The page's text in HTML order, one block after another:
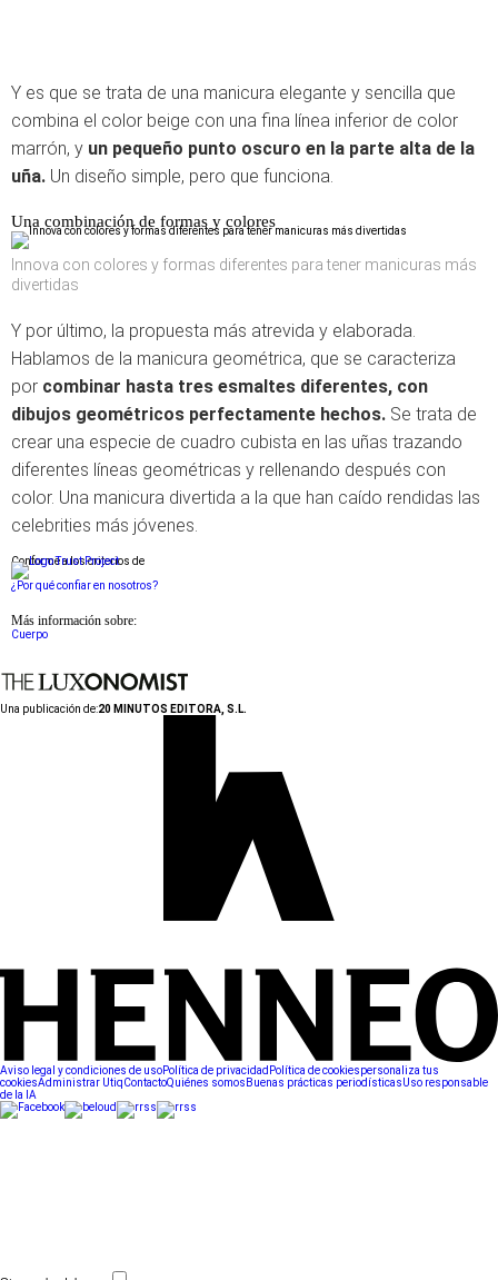
Y es que se trata de una manicura elegante y sencilla que
combina el color beige con una fina línea inferior de color
marrón, y un pequeño punto oscuro en la parte alta de la
uña. Un diseño simple, pero que funciona.
Una combinación de formas y colores
Innova con colores y formas diferentes para tener manicuras más
divertidas
Y por último, la propuesta más atrevida y elaborada.
Hablamos de la manicura geométrica, que se caracteriza
por combinar hasta tres esmaltes diferentes, con
dibujos geométricos perfectamente hechos. Se trata de
crear una especie de cuadro cubista en las uñas trazando
diferentes líneas geométricas y rellenando después con
color. Una manicura divertida a la que han caído rendidas las
celebrities más jóvenes.
Conforme a los criterios de
¿Por qué confiar en nosotros?
Más información sobre:
Cuerpo
Una publicación de:20 MINUTOS EDITORA, S.L.
Aviso legal y condiciones de usoPolítica de privacidad Política de cookiespersonaliza tus
cookiesAdministrar UtiqContactoQuiénes somos Buenas prácticas periodísticasUso responsable
de la IA